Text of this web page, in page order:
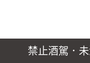
禁止酒駕．